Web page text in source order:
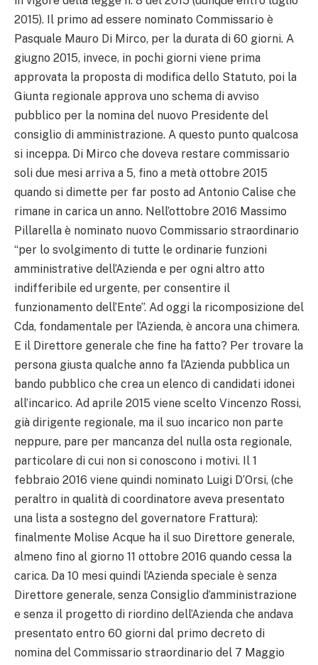
2015). Il primo ad essere nominato Commissario è
Pasquale Mauro Di Mirco, per la durata di 60 giorni. A
giugno 2015, invece, in pochi giorni viene prima
approvata la proposta di modifica dello Statuto, poi la
Giunta regionale approva uno schema di avviso
pubblico per la nomina del nuovo Presidente del
consiglio di amministrazione. A questo punto qualcosa
si inceppa. Di Mirco che doveva restare commissario
soli due mesi arriva a 5, fino a metà ottobre 2015
quando si dimette per far posto ad Antonio Calise che
rimane in carica un anno. Nell’ottobre 2016 Massimo
Pillarella è nominato nuovo Commissario straordinario
“per lo svolgimento di tutte le ordinarie funzioni
amministrative dell’Azienda e per ogni altro atto
indifferibile ed urgente, per consentire il
funzionamento dell’Ente”. Ad oggi la ricomposizione del
Cda, fondamentale per l’Azienda, è ancora una chimera.
E il Direttore generale che fine ha fatto? Per trovare la
persona giusta qualche anno fa l’Azienda pubblica un
bando pubblico che crea un elenco di candidati idonei
all’incarico. Ad aprile 2015 viene scelto Vincenzo Rossi,
già dirigente regionale, ma il suo incarico non parte
neppure, pare per mancanza del nulla osta regionale,
particolare di cui non si conoscono i motivi. Il 1
febbraio 2016 viene quindi nominato Luigi D’Orsi, (che
peraltro in qualità di coordinatore aveva presentato
una lista a sostegno del governatore Frattura):
finalmente Molise Acque ha il suo Direttore generale,
almeno fino al giorno 11 ottobre 2016 quando cessa la
carica. Da 10 mesi quindi l’Azienda speciale è senza
Direttore generale, senza Consiglio d’amministrazione
e senza il progetto di riordino dell’Azienda che andava
presentato entro 60 giorni dal primo decreto di
nomina del Commissario straordinario del 7 Maggio